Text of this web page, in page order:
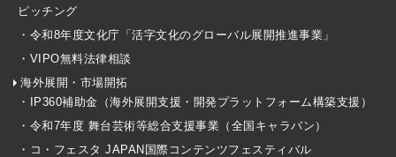
ピッチング
・令和8年度文化庁「活字文化のグローバル展開推進事業」
・VIPO無料法律相談
海外展開・市場開拓
・IP360補助金（海外展開支援・開発プラットフォーム構築支援）
・令和7年度 舞台芸術等総合支援事業（全国キャラバン）
・コ・フェスタ JAPAN国際コンテンツフェスティバル